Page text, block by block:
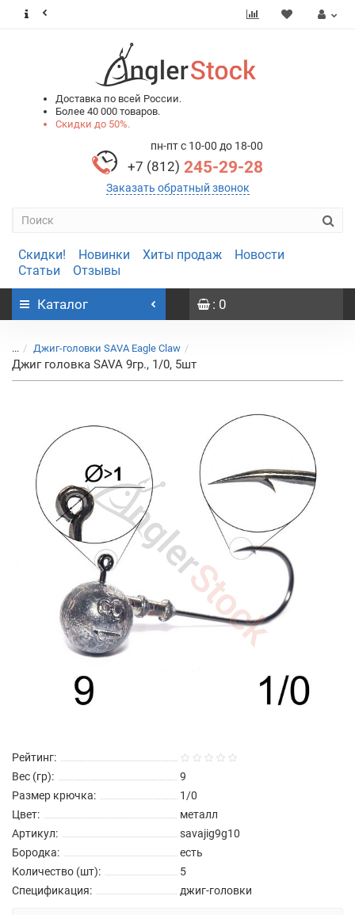
Доставка по всей России.
Более 40 000 товаров.
Скидки до 50%.
пн-пт с 10-00 до 18-00
+7 (812) 245-29-28
Заказать обратный звонок
Скидки! Новинки Хиты продаж
Новости
Статьи
Отзывы
Каталог : 0
... Джиг-головки SAVA Eagle Claw
Джиг головка SAVA 9гр., 1/0, 5шт
Рейтинг:
Вес (гр):
9
Размер крючка:
1/0
Цвет:
металл
Артикул:
savajig9g10
Бородка:
есть
Количество (шт):
5
Спецификация:
джиг-головки